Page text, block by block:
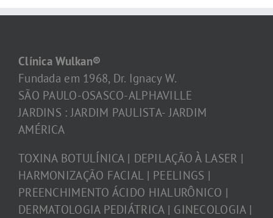
Clínica Wulkan®
Fundada em 1968, Dr. Ignacy W.
SÃO PAULO-OSASCO-ALPHAVILLE
JARDINS : JARDIM PAULISTA- JARDIM
AMÉRICA
TOXINA BOTULÍNICA | DEPILAÇÃO À LASER |
HARMONIZAÇÃO FACIAL | PEELINGS |
PREENCHIMENTO ÁCIDO HIALURÔNICO |
DERMATOLOGIA PEDIÁTRICA | GINECOLOGIA |